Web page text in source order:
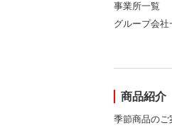
事業所一覧
グループ会社
商品紹介
季節商品のご